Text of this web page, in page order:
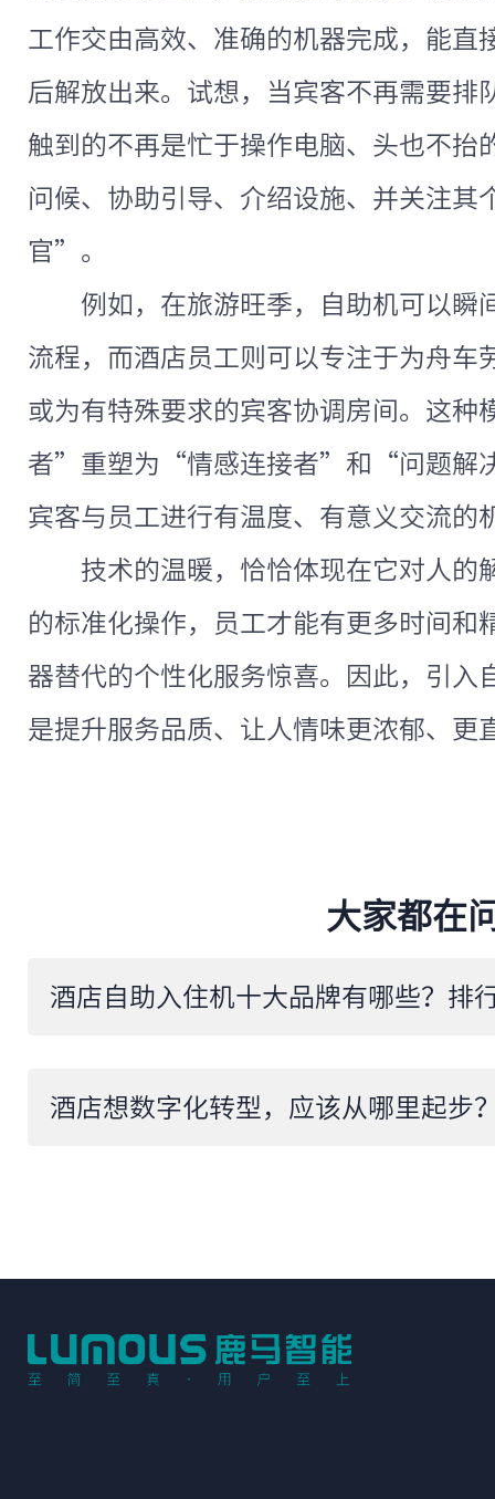
工作交由高效、准确的机器完成，能直
后解放出来。试想，当宾客不再需要排
触到的不再是忙于操作电脑、头也不抬
问候、协助引导、介绍设施、并关注
官”。
例如，在旅游旺季，自助机可以
流程，而酒店员工则可以专注于为舟车
或为有特殊要求的宾客协调房间。这
者”重塑为“情感连接者”和“问题解
宾客与员工进行有温度、有意义交流的
技术的温暖，恰恰体现在它对人的
的标准化操作，员工才能有更多时间和
器替代的个性化服务惊喜。因此，引入
是提升服务品质、让人情味更浓郁、更
大家都在
酒店想数字化转型，应该从哪里起步